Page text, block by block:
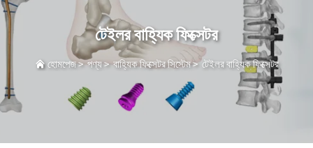
টেইলর বাহ্যিক ফিক্সেটর
হোমপেজ>পণ্য>বাহ্যিক ফিক্সেটর সিস্টেম>টেইলর বাহ্যিক ফিক্সেটর